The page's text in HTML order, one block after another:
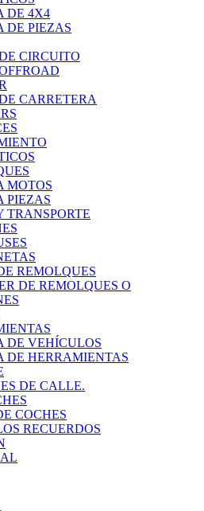
DE 4X4
DE PIEZAS
CIRCUITO
CARRETERA
MOTOS
PIEZAS
TRANSPORTE
REMOLQUES
DE REMOLQUES O
DE VEHÍCULOS
DE HERRAMIENTAS
DE CALLE.
COCHES
RECUERDOS